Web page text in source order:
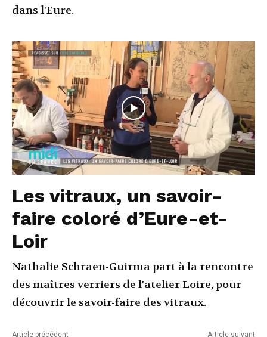
dans l'Eure.
Les vitraux, un savoir-
faire coloré d’Eure-et-
Loir
Nathalie Schraen-Guirma part à la rencontre
des maîtres verriers de l'atelier Loire, pour
découvrir le savoir-faire des vitraux.
Article précédent Article suivant